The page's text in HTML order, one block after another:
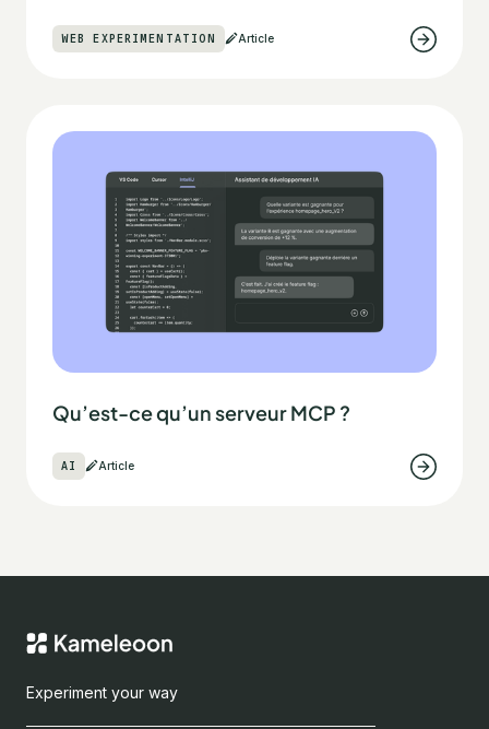
WEB EXPERIMENTATION Article
Qu’est-ce qu’un serveur MCP ?
AI Article
Experiment your way